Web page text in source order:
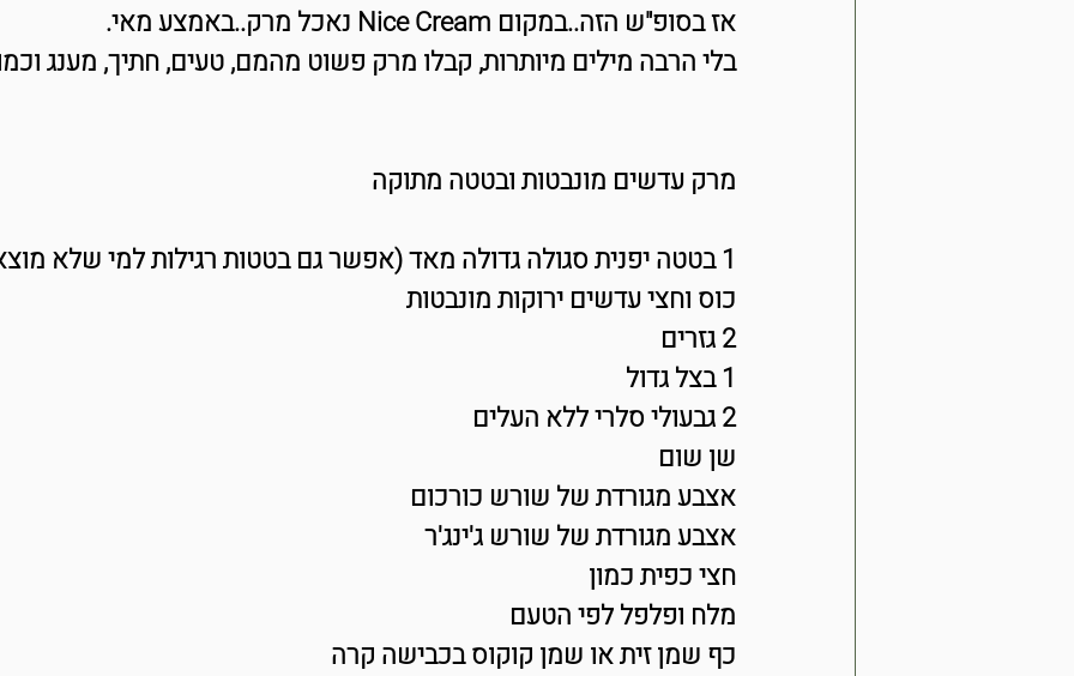
אז בסופ"ש הזה..במקום Nice Cream נאכל מרק..באמצע מאי.
בלי הרבה מילים מיותרות, קבלו מרק פשוט מהמם, טעים, חתיך, מענג
מרק עדשים מונבטות ובטטה מתוקה
1 בטטה יפנית סגולה גדולה מאד (אפשר גם בטטות רגילות למי שלא מוצא)
כוס וחצי עדשים ירוקות מונבטות
2 גזרים
1 בצל גדול
2 גבעולי סלרי ללא העלים
שן שום
אצבע מגורדת של שורש כורכום
אצבע מגורדת של שורש ג'ינג'ר
חצי כפית כמון
מלח ופלפל לפי הטעם
כף שמן זית או שמן קוקוס בכבישה קרה